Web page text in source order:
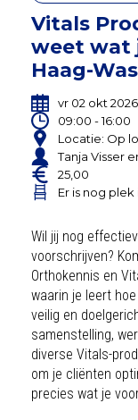
Vitals
weet wat
Haag-
vr 02 okt 2026
09:00 - 16:00
Locatie: Op
Tanja Visser
25,00
Er is nog plek
Wil jij nog
voorschrijven?
Orthokennis en
waarin je leert
veilig en
samenstelling,
diverse Vitals-
om je cliënten
precies wat je